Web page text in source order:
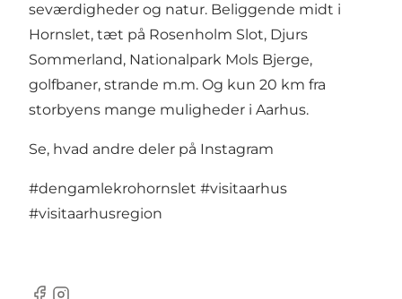
seværdigheder og natur. Beliggende midt i
Hornslet, tæt på Rosenholm Slot, Djurs
Sommerland, Nationalpark Mols Bjerge,
golfbaner, strande m.m. Og kun 20 km fra
storbyens mange muligheder i Aarhus.
Se, hvad andre deler på Instagram
#dengamlekrohornslet #visitaarhus
#visitaarhusregion